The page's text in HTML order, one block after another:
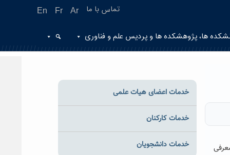
En Fr Ar تماس با ما
ها، پژوهشکده ها و پردیس علم و فناوری
معرفی
خدمات اعضای هیات علمی
خدمات کارکنان
خدمات دانشجویان